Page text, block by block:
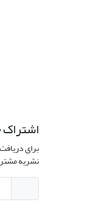
اشتراک
برای
نشریه